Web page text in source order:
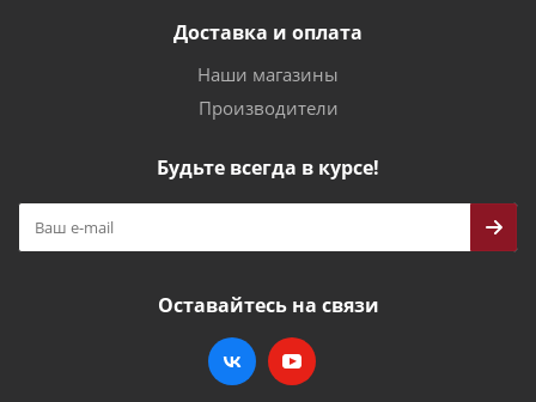
Доставка и оплата
Наши магазины
Производители
Будьте всегда в курсе!
Оставайтесь на связи